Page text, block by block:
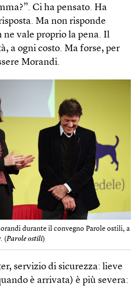
Ci ha pensato. Ha
Ma non risponde
ne vale proprio la pena. Il
a ogni costo. Ma forse, per
Morandi.
durante il convegno Parole ostili, a
(Parole ostili)
servizio di sicurezza: lieve
è arrivata) è più severa: